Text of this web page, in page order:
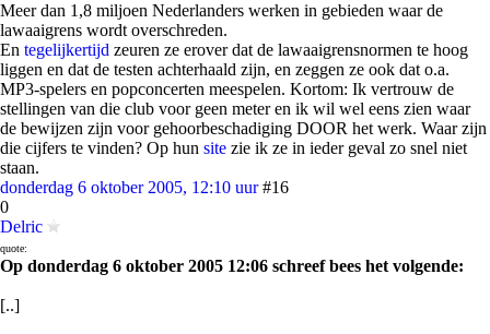
Meer dan 1,8 miljoen Nederlanders werken in gebieden waar de
lawaaigrens wordt overschreden.
En tegelijkertijd zeuren ze erover dat de lawaaigrensnormen te hoog
liggen en dat de testen achterhaald zijn, en zeggen ze ook dat o.a.
MP3-spelers en popconcerten meespelen. Kortom: Ik vertrouw de
stellingen van die club voor geen meter en ik wil wel eens zien waar
de bewijzen zijn voor gehoorbeschadiging DOOR het werk. Waar zijn
die cijfers te vinden? Op hun site zie ik ze in ieder geval zo snel niet
staan.
donderdag 6 oktober 2005, 12:10 uur #16
0
Delric
quote:
Op donderdag 6 oktober 2005 12:06 schreef bees het volgende:
[..]